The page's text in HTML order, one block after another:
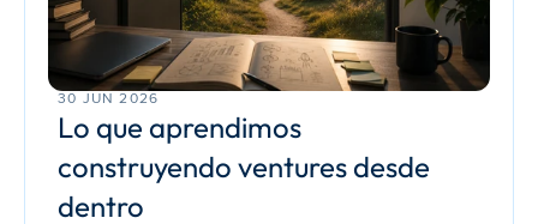
30 JUN 2026
Lo que aprendimos
construyendo ventures desde
dentro